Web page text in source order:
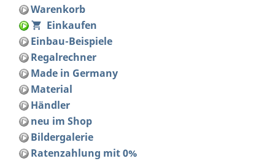
Warenkorb
Einkaufen
Einbau-Beispiele
Regalrechner
Made in Germany
Material
Händler
neu im Shop
Bildergalerie
Ratenzahlung mit 0%